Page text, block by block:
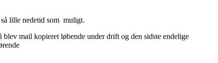
lille nedetid som muligt.
mail kopieret løbende under drift og den sidste endelige